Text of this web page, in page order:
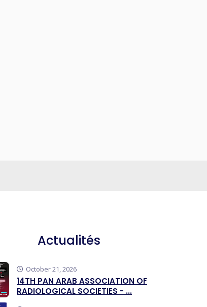
Actualités
October 21, 2026
14TH PAN ARAB ASSOCIATION OF
RADIOLOGICAL SOCIETIES - ...